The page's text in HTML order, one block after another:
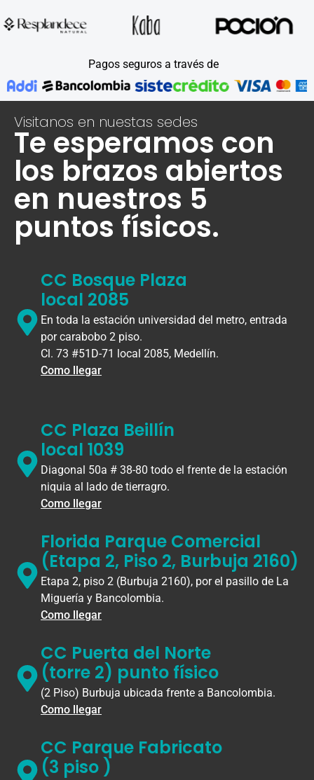
Pagos seguros a través de
Visitanos en nuestas sedes
Te esperamos con
los brazos abiertos
en nuestros 5
puntos físicos.
CC Bosque Plaza
local 2085
En toda la estación universidad del metro, entrada
por carabobo 2 piso.
Cl. 73 #51D-71 local 2085, Medellín.
Como llegar
CC Plaza Beillín
local 1039
Diagonal 50a # 38-80 todo el frente de la estación
niquia al lado de tierragro.
Como llegar
Florida Parque Comercial
(Etapa 2, Piso 2, Burbuja 2160)
Etapa 2, piso 2 (Burbuja 2160), por el pasillo de La
Miguería y Bancolombia.
Como llegar
CC Puerta del Norte
(torre 2) punto físico
(2 Piso) Burbuja ubicada frente a Bancolombia.
Como llegar
CC Parque Fabricato
(3 piso )